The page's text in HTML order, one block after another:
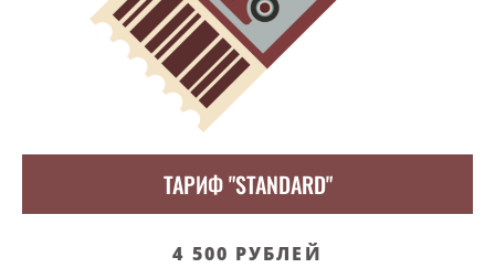
ТАРИФ "STANDARD"
4 500 РУБЛЕЙ